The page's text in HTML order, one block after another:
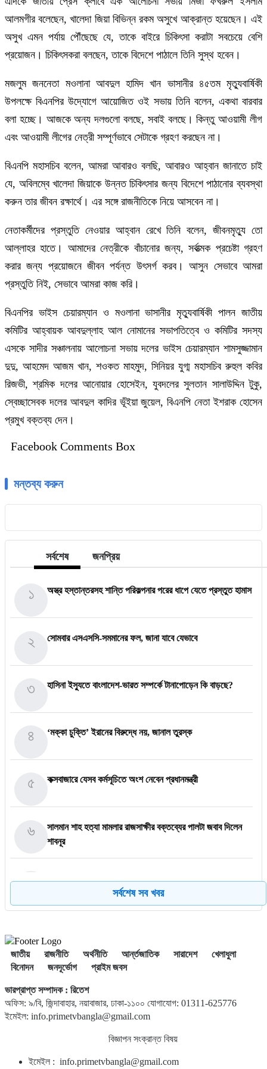
আলমগীর বলেছেন, খালেদা জিয়া বিভিন্ন রকম অসুখে আক্রান্ত হয়েছেন। এই
অসুখ এমন পর্যায় পৌঁছেছে যে, তাকে বাইরে চিকিৎসা করাটা সবচেয়ে বেশি
প্রয়োজন। চিকিৎসকরা বলছেন, তাকে বিদেশে পাঠালে তিনি সুস্থ হবেন।
মজলুম জননেতা মওলানা আবদুল হামিদ খান ভাসানীর ৪৫তম মৃত্যুবার্ষিকী
উপলক্ষে বিএনপির উদ্যোগে আয়োজিত ওই সভায় তিনি বলেন, একথা বারবার
বলা হচ্ছে। আজকে অন্য দলগুলো বলছে, সবাই বলছে। কিন্তু আওয়ামী লীগ
এবং আওয়ামী লীগের নেত্রী সম্পূর্ণভাবে সেটাকে গ্রহণ করছেন না।
বিএনপি মহাসচিব বলেন, আমরা আবারও বলছি, আবারও আহ্বান জানাতে চাই
যে, অবিলম্বে খালেদা জিয়াকে উন্নত চিকিৎসার জন্য বিদেশে পাঠানোর ব্যবস্থা
করুন তার জীবন রক্ষার্থে। এর সঙ্গে রাজনীতিকে নিয়ে আসবেন না।
নেতাকর্মীদের প্রস্তুতি নেওয়ার আহ্বান রেখে তিনি বলেন, জীবনমৃত্যু তো
আল্লাহর হাতে। আমাদের নেত্রীকে বাঁচানোর জন্য, সর্বাত্মক প্রচেষ্টা গ্রহণ
করার জন্য প্রয়োজনে জীবন পর্যন্ত উৎসর্গ করব। আসুন সেভাবে আমরা
প্রস্তুতি নিই, সেভাবে আমরা কাজ করি।
বিএনপির ভাইস চেয়ারম্যান ও মওলানা ভাসানীর মৃত্যুবার্ষিকী পালন জাতীয়
কমিটির আহ্বায়ক আবদুল্লাহ আল নোমানের সভাপতিত্বে ও কমিটির সদস্য
এসকে সাদীর সঞ্চালনায় আলোচনা সভায় দলের ভাইস চেয়ারম্যান শামসুজ্জামান
দুদু, আহমেদ আজম খান, শওকত মাহমুদ, সিনিয়র যুগ্ম মহাসচিব রুহুল কবির
রিজভী, শ্রমিক দলের আনোয়ার হোসেইন, যুবদলের সুলতান সালাউদ্দিন টুকু,
স্বেচ্ছাসেবক দলের আবদুল কাদির ভূঁইয়া জুয়েল, বিএনপি নেতা ইশরাক হোসেন
প্রমুখ বক্তব্য দেন।
Facebook Comments Box
মন্তব্য করুন
সর্বশেষ জনপ্রিয়
অস্ত্র হস্তান্তরসহ শান্তি পরিকল্পনার পরের ধাপে যেতে প্রস্তুত হামাস
১
সোমবার এসএসসি-সমমানের ফল, জানা যাবে যেভাবে
২
হাসিনা ইস্যুতে বাংলাদেশ-ভারত সম্পর্কে টানাপোড়েন কি বাড়ছে?
৩
‘মক্কা চুক্তি’ ইরানের বিরুদ্ধে নয়, জানাল তুরস্ক
৪
কক্সবাজারে যেসব কর্মসূচিতে অংশ নেবেন প্রধানমন্ত্রী
৫
সালমান শাহ হত্যা মামলার রাজসাক্ষীর বক্তব্যের পালটা জবাব দিলেন
শাবনূর
৬
৭
ব্রাজিলে হেলিকপ্টার বিধ্বস্ত হয়ে নিহত ৪
মানবসেবার জন্য রোটারির সম্মানজনক পদক পেলেন ডা. হাবিবুল্লাহ
সর্বশেষ সব খবর
জাতীয় রাজনীতি অর্থনীতি আর্ন্তজাতিক সারাদেশ
খেলাধুলা
বিনোদন
জনদূর্ভোগ প্রাইম জবস
ভারপ্রাপ্ত সম্পাদক : রিতেশ
অফিস: ৯/বি, জিন্দাবাহার, নয়াবাজার, ঢাকা-১১০০ যোগাযোগ: 01311-625776
ইমেইল: info.primetvbangla@gmail.com
বিজ্ঞাপন সংক্রান্ত বিষয়
ইমেইল : info.primetvbangla@gmail.com